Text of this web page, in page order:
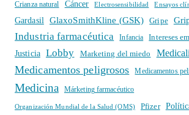
Crianza natural Cáncer Electrosensibilidad Ensayos
Gardasil GlaxoSmithKline (GSK) Gripe
Industria farmacéutica Infancia
Intereses
Justicia
Lobby Marketing del miedo
Medicamentos peligrosos Medicamentos
Medicina Márketing farmacéutico
Organización Mundial de la Salud (OMS) Pfizer